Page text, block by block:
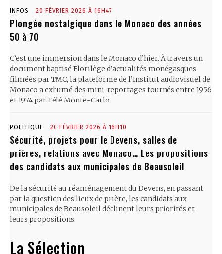
INFOS 20 FÉVRIER 2026 À 16H47
Plongée nostalgique dans le Monaco des années
50 à 70
C’est une immersion dans le Monaco d’hier. À travers un
document baptisé Florilège d’actualités monégasques
filmées par TMC, la plateforme de l’Institut audiovisuel de
Monaco a exhumé des mini-reportages tournés entre 1956
et 1974 par Télé Monte-Carlo.
POLITIQUE 20 FÉVRIER 2026 À 16H10
Sécurité, projets pour le Devens, salles de
prières, relations avec Monaco… Les propositions
des candidats aux municipales de Beausoleil
De la sécurité au réaménagement du Devens, en passant
par la question des lieux de prière, les candidats aux
municipales de Beausoleil déclinent leurs priorités et
leurs propositions.
La Sélection